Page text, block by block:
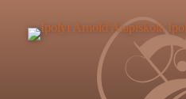
tartalomra